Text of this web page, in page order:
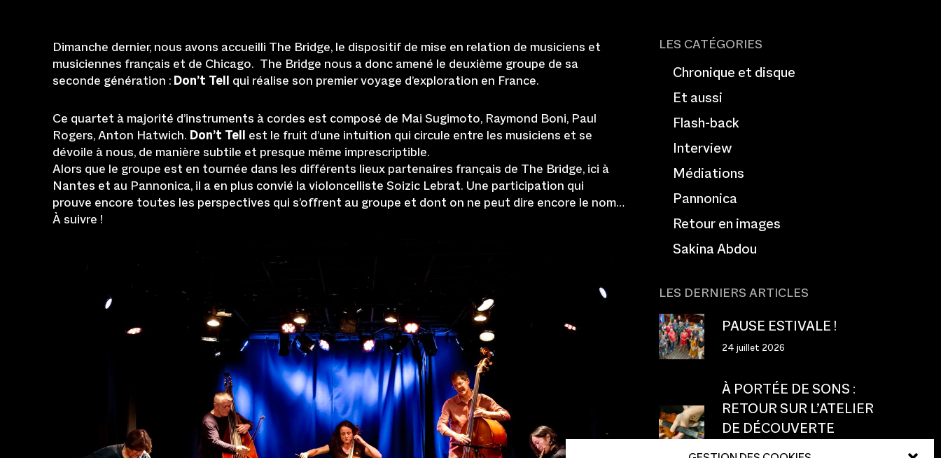
Dimanche dernier, nous avons accueilli The Bridge, le dispositif de mise en relation de musiciens et
musiciennes français et de Chicago. The Bridge nous a donc amené le deuxième groupe de sa
seconde génération : Don’t Tell qui réalise son premier voyage d’exploration en France.
Ce quartet à majorité d’instruments à cordes est composé de Mai Sugimoto, Raymond Boni, Paul
Rogers, Anton Hatwich. Don’t Tell est le fruit d’une intuition qui circule entre les musiciens et se
dévoile à nous, de manière subtile et presque même imprescriptible.
Alors que le groupe est en tournée dans les différents lieux partenaires français de The Bridge, ici à
Nantes et au Pannonica, il a en plus convié la violoncelliste Soizic Lebrat. Une participation qui
prouve encore toutes les perspectives qui s’offrent au groupe et dont on ne peut dire encore le nom…
À suivre !
LES CATÉGORIES
Chronique et disque
Et aussi
Flash-back
Interview
Médiations
Pannonica
Retour en images
Sakina Abdou
LES DERNIERS ARTICLES
PAUSE ESTIVALE !
24 juillet 2026
À PORTÉE DE SONS :
RETOUR SUR L’ATELIER
DE DÉCOUVERTE